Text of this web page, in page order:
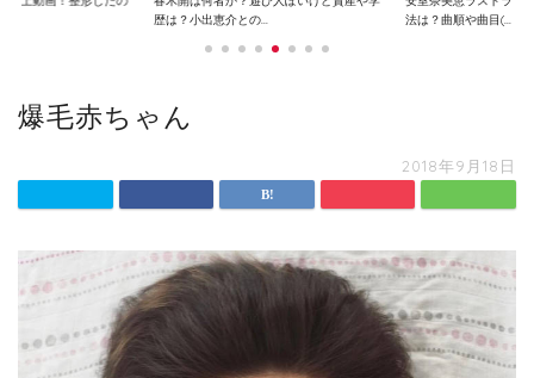
歴は？小出恵介との...
法は？曲順や曲目(...
爆毛赤ちゃん
2018年9月18日